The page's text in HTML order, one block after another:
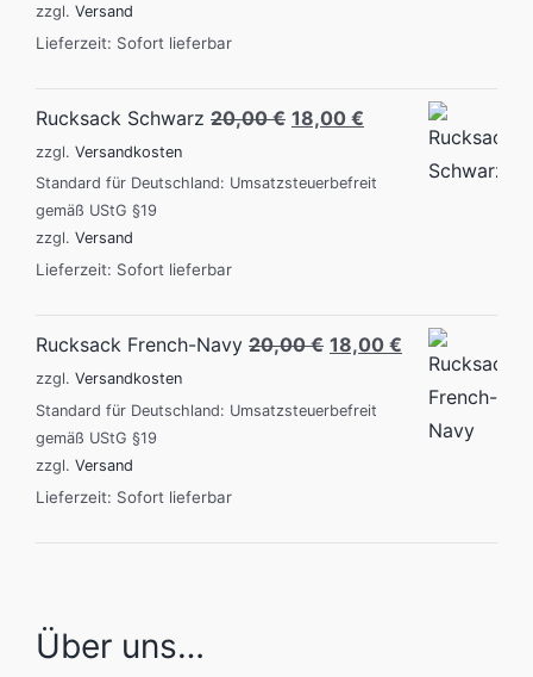
zzgl. Versand
Lieferzeit: Sofort lieferbar
Rucksack Schwarz 20,00€ Original
was:
18,00 €Current
is:
zzgl. Versandkosten
Standard für Deutschland: Umsatzsteuerbefreit
gemäß UStG §19
zzgl. Versand
Lieferzeit: Sofort lieferbar
Rucksack French-Navy 20,00€ Original
was:
18,00 €Current
price
18,00 €.
zzgl. Versandkosten
Standard für Deutschland: Umsatzsteuerbefreit
gemäß UStG §19
zzgl. Versand
Lieferzeit: Sofort lieferbar
Über uns…